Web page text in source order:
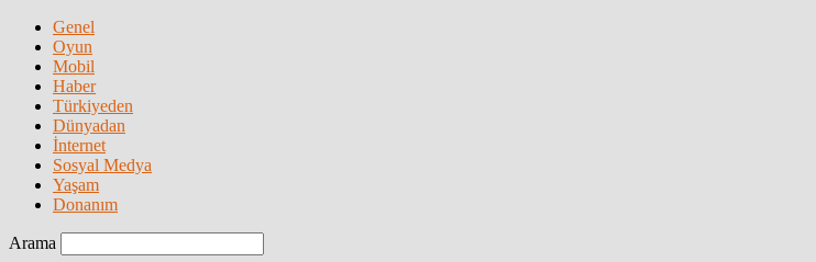
Genel
Oyun
Mobil
Haber
Türkiyeden
Dünyadan
İnternet
Sosyal Medya
Yaşam
Donanım
Arama